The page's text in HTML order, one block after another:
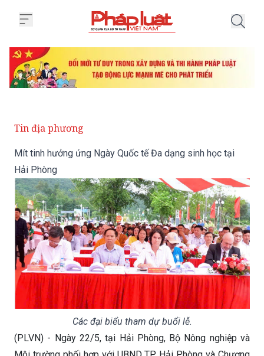
Tin địa phương
Mít tinh hưởng ứng Ngày Quốc tế Đa dạng sinh học tại
Hải Phòng
Các đại biểu tham dự buổi lễ.
(PLVN) - Ngày 22/5, tại Hải Phòng, Bộ Nông nghiệp và